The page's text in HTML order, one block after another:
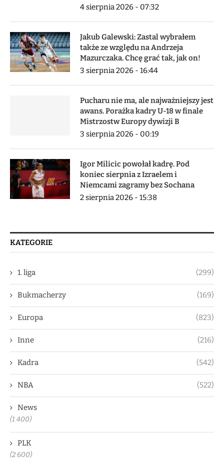
4 sierpnia 2026 - 07:32
Jakub Galewski: Zastal wybrałem
także ze względu na Andrzeja
Mazurczaka. Chcę grać tak, jak on!
3 sierpnia 2026 - 16:44
Pucharu nie ma, ale najważniejszy jest
awans. Porażka kadry U-18 w finale
Mistrzostw Europy dywizji B
3 sierpnia 2026 - 00:19
Igor Milicic powołał kadrę. Pod
koniec sierpnia z Izraelem i
Niemcami zagramy bez Sochana
2 sierpnia 2026 - 15:38
KATEGORIE
1. liga (299)
Bukmacherzy (169)
Europa (823)
Inne (216)
Kadra (542)
NBA (522)
News
(1 400)
PLK
(2 600)